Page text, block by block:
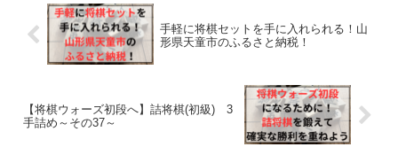
手軽に将棋セットを手に入れられる！山
形県天童市のふるさと納税！
【将棋ウォーズ初段へ】詰将棋(初級) 3
手詰め～その37～